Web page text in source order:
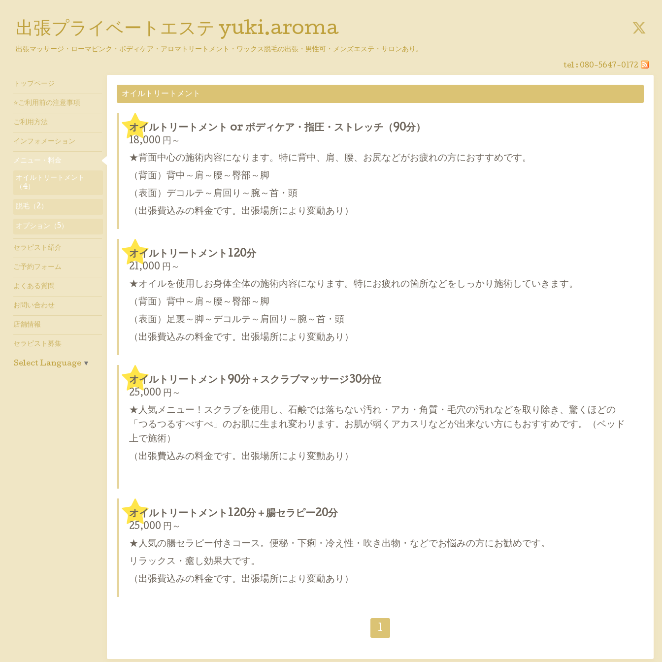
出張プライベートエステ yuki.aroma
出張マッサージ・ローマピンク・ボディケア・アロマトリートメント・ワックス脱毛の出張・男性可・メンズエステ・サロンあり。
tel : 080-5647-0172
オイルトリートメント
オイルトリートメント or ボディケア・指圧・ストレッチ（90分）
18,000 円～
★背面中心の施術内容になります。特に背中、肩、腰、お尻などがお疲れの方におすすめです。
（背面）背中～肩～腰～臀部～脚
（表面）デコルテ～肩回り～腕～首・頭
（出張費込みの料金です。出張場所により変動あり）
オイルトリートメント120分
21,000 円～
★オイルを使用しお身体全体の施術内容になります。特にお疲れの箇所などをしっかり施術していきます。
（背面）背中～肩～腰～臀部～脚
（表面）足裏～脚～デコルテ～肩回り～腕～首・頭
（出張費込みの料金です。出張場所により変動あり）
オイルトリートメント90分＋スクラブマッサージ30分位
25,000 円～
★人気メニュー！スクラブを使用し、石鹸では落ちない汚れ・アカ・角質・毛穴の汚れなどを取り除き、驚くほどの
「つるつるすべすべ」のお肌に生まれ変わります。 お肌が弱くアカスリなどが出来ない方にもおすすめです。（ベッド
上で施術）
（出張費込みの料金です。出張場所により変動あり）
オイルトリートメント120分＋腸セラピー20分
25,000 円～
★人気の腸セラピー付きコース。便秘・下痢・冷え性・吹き出物・などでお悩みの方にお勧めです。
リラックス・癒し効果大です。
（出張費込みの料金です。出張場所により変動あり）
1
トップページ
⭐ご利用前の注意事項
ご利用方法
インフォメーション
メニュー・料金
オイルトリートメント
（4）
脱毛（2）
オプション（5）
セラピスト紹介
ご予約フォーム
よくある質問
お問い合わせ
店舗情報
セラピスト募集
Select Language ▼